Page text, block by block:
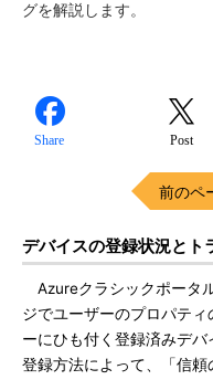
グを解説します。
Share Post
前のペ
デバイスの登録状況とト
Azureクラシックポータ
ジでユーザーのプロパテ
ーにひも付く登録済みデ
登録方法によって、「信頼